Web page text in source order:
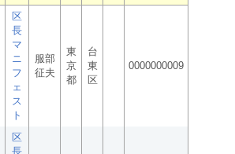
区
長
マ
ニ
フ
ェ
ス
ト
服部
征夫
東
京
都
台
東
区
0000000009
区
長